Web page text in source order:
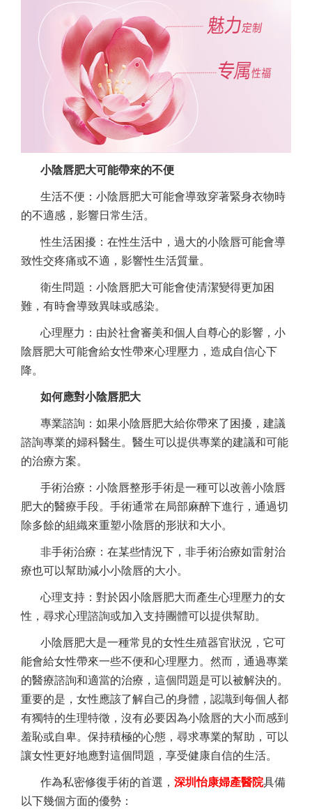
小陰唇肥大可能帶來的不便
生活不便：小陰唇肥大可能會導致穿著緊身衣物時
的不適感，影響日常生活。
性生活困擾：在性生活中，過大的小陰唇可能會導
致性交疼痛或不適，影響性生活質量。
衛生問題：小陰唇肥大可能會使清潔變得更加困
難，有時會導致異味或感染。
心理壓力：由於社會審美和個人自尊心的影響，小
陰唇肥大可能會給女性帶來心理壓力，造成自信心下
降。
如何應對小陰唇肥大
專業諮詢：如果小陰唇肥大給你帶來了困擾，建議
諮詢專業的婦科醫生。醫生可以提供專業的建議和可能
的治療方案。
手術治療：小陰唇整形手術是一種可以改善小陰唇
肥大的醫療手段。手術通常在局部麻醉下進行，通過切
除多餘的組織來重塑小陰唇的形狀和大小。
非手術治療：在某些情況下，非手術治療如雷射治
療也可以幫助減小小陰唇的大小。
心理支持：對於因小陰唇肥大而產生心理壓力的女
性，尋求心理諮詢或加入支持團體可以提供幫助。
小陰唇肥大是一種常見的女性生殖器官狀況，它可
能會給女性帶來一些不便和心理壓力。然而，通過專業
的醫療諮詢和適當的治療，這個問題是可以被解決的。
重要的是，女性應該了解自己的身體，認識到每個人都
有獨特的生理特徵，沒有必要因為小陰唇的大小而感到
羞恥或自卑。保持積極的心態，尋求專業的幫助，可以
讓女性更好地應對這個問題，享受健康自信的生活。
作為私密修復手術的首選， 深圳怡康婦產醫院具備
以下幾個方面的優勢：